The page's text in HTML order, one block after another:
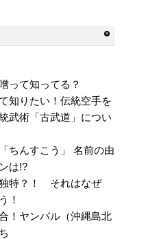
って知ってる？
知りたい！伝統空手を
武術「古武道」につい
ちんすこう」 名前の由
は!?
特？！ それはなぜ
！
！ヤンバル（沖縄島北